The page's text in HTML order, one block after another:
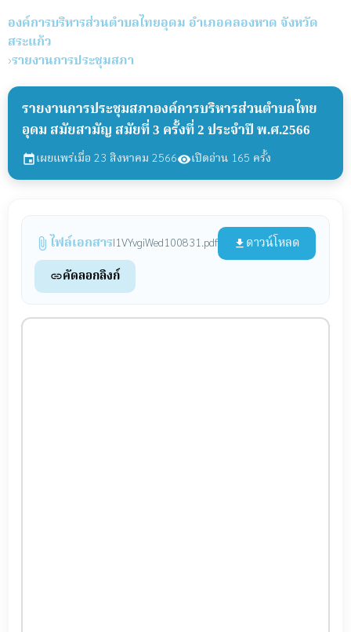
องค์การบริหารส่วนตำบลไทยอุดม อำเภอคลองหาด จังหวัด
สระแก้ว
›รายงานการประชุมสภา
รายงานการประชุมสภาองค์การบริหารส่วนตำบลไทย
อุดม สมัยสามัญ สมัยที่ 3 ครั้งที่ 2 ประจำปี พ.ศ.2566
eventเผยแพร่เมื่อ 23 สิงหาคม 2566visibilityเปิดอ่าน 165 ครั้ง
attach_file ไฟล์เอกสารI1VYvgiWed100831.pdf file_download ดาวน์โหลด
linkคัดลอกลิงก์